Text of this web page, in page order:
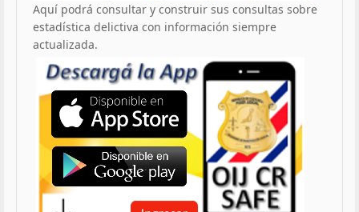
Aquí podrá consultar y construir sus consultas sobre
estadística delictiva con información siempre
actualizada.